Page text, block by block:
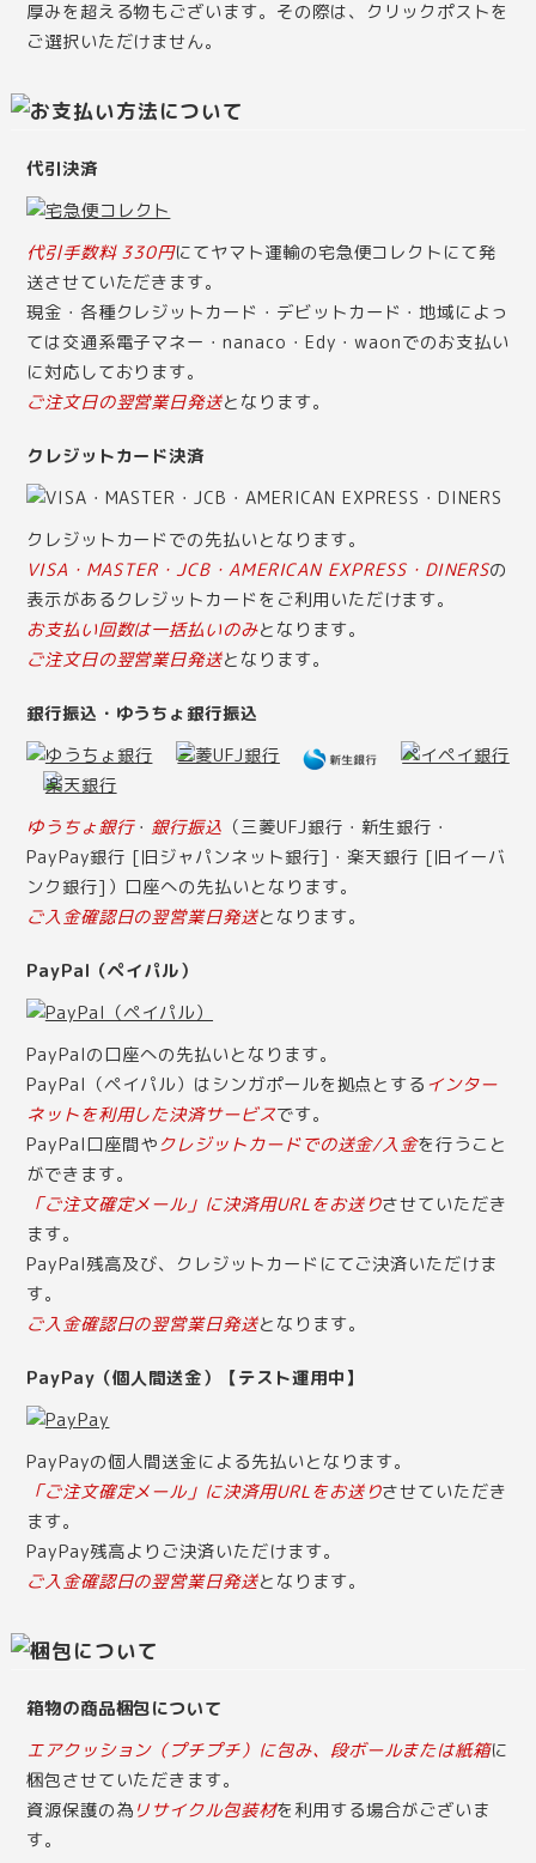
厚みを超える物もございます。その際は、クリックポストを
ご選択いただけません。
代引決済
代引手数料 330円にてヤマト運輸の宅急便コレクトにて発
送させていただきます。
現金・各種クレジットカード・デビットカード・地域によっ
ては交通系電子マネー・nanaco・Edy・waonでのお支払い
に対応しております。
ご注文日の翌営業日発送となります。
クレジットカード決済
クレジットカードでの先払いとなります。
VISA・MASTER・JCB・AMERICAN EXPRESS・DINERSの
表示があるクレジットカードをご利用いただけます。
お支払い回数は一括払いのみとなります。
ご注文日の翌営業日発送となります。
銀行振込・ゆうちょ銀行振込
ゆうちょ銀行・銀行振込 （三菱UFJ銀行・新生銀行・
PayPay銀行 [旧ジャパンネット銀行]・楽天銀行 [旧イーバ
ンク銀行]）口座への先払いとなります。
ご入金確認日の翌営業日発送となります。
PayPal（ペイパル）
PayPalの口座への先払いとなります。
PayPal（ペイパル）はシンガポールを拠点とする インター
ネットを利用した決済サービスです。
PayPal口座間やクレジットカードでの送金/入金を行うこと
ができます。
「ご注文確定メール」に決済用URLをお送りさせていただき
ます。
PayPal残高及び、クレジットカードにてご決済いただけま
す。
ご入金確認日の翌営業日発送となります。
PayPay（個人間送金）【テスト運用中】
PayPayの個人間送金による先払いとなります。
「ご注文確定メール」に決済用URLをお送りさせていただき
ます。
PayPay残高よりご決済いただけます。
ご入金確認日の翌営業日発送となります。
箱物の商品梱包について
エアクッション（プチプチ）に包み、段ボールまたは紙箱に
梱包させていただきます。
資源保護の為 リサイクル包装材を利用する場合がございま
す。